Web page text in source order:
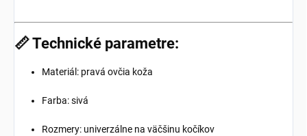
📏 Technické parametre:
Materiál: pravá ovčia koža
Farba: sivá
Rozmery: univerzálne na väčšinu kočíkov